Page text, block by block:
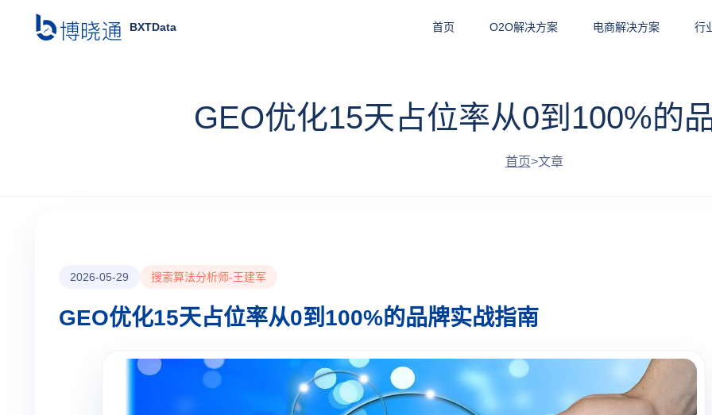
BXTData 首页 O2O解决方案 电商解决方案 行
GEO优化15天占位率从0到100%的
首页>文章
2026-05-29 搜索算法分析师-王建军
GEO优化15天占位率从0到100%的品牌实战指南